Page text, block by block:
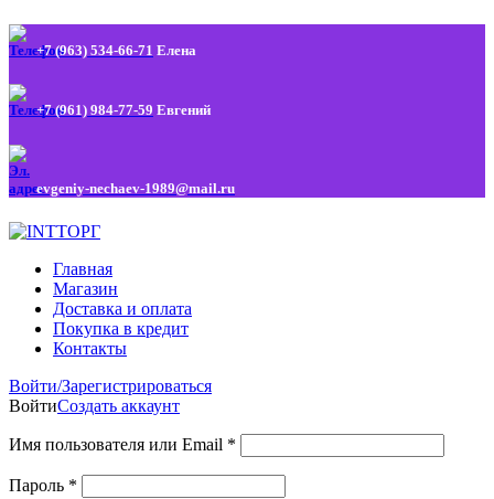
+7 (963) 534-66-71 Елена
+7 (961) 984-77-59 Евгений
evgeniy-nechaev-1989@mail.ru
Главная
Магазин
Доставка и оплата
Покупка в кредит
Контакты
Войти/Зарегистрироваться
ВойтиСоздать аккаунт
Имя пользователя или Email *
Пароль *